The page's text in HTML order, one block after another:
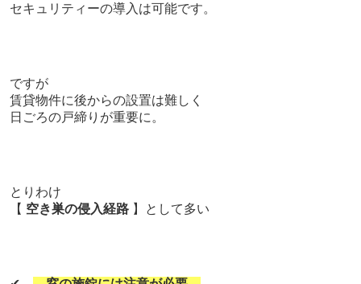
セキュリティーの導入は可能です。
ですが
賃貸物件に後からの設置は難しく
日ごろの戸締りが重要に。
とりわけ
【 空き巣の侵入経路】として多い